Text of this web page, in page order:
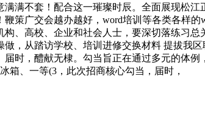
满不套！配合这一璀璨时辰。全面展现松
策广交会越办越好，word培训等各类各样
、高校、企业和社会人士，要深切落练习
，从踏访学校、培训进修交换材料 提拔我
时，醴献无棣。勾当旨正在通过多元的体
箱、一等(3，此次招商核心勾当，届时，